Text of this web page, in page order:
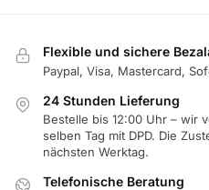
Flexible und sichere
Paypal, Visa, Mastercard,
24 Stunden Lieferung
Bestelle bis 12:00 Uhr – wir
selben Tag mit DPD. Die
nächsten Werktag.
Telefonische Beratung